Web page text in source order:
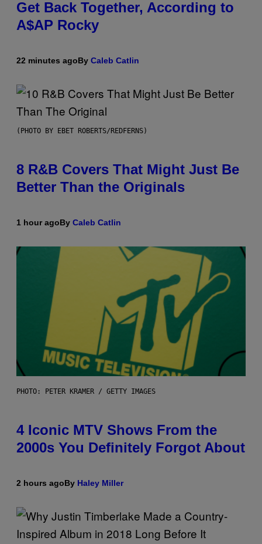
Get Back Together, According to
A$AP Rocky
22 minutes agoBy Caleb Catlin
(PHOTO BY EBET ROBERTS/REDFERNS)
8 R&B Covers That Might Just Be
Better Than the Originals
1 hour agoBy Caleb Catlin
PHOTO: PETER KRAMER / GETTY IMAGES
4 Iconic MTV Shows From the
2000s You Definitely Forgot About
2 hours agoBy Haley Miller